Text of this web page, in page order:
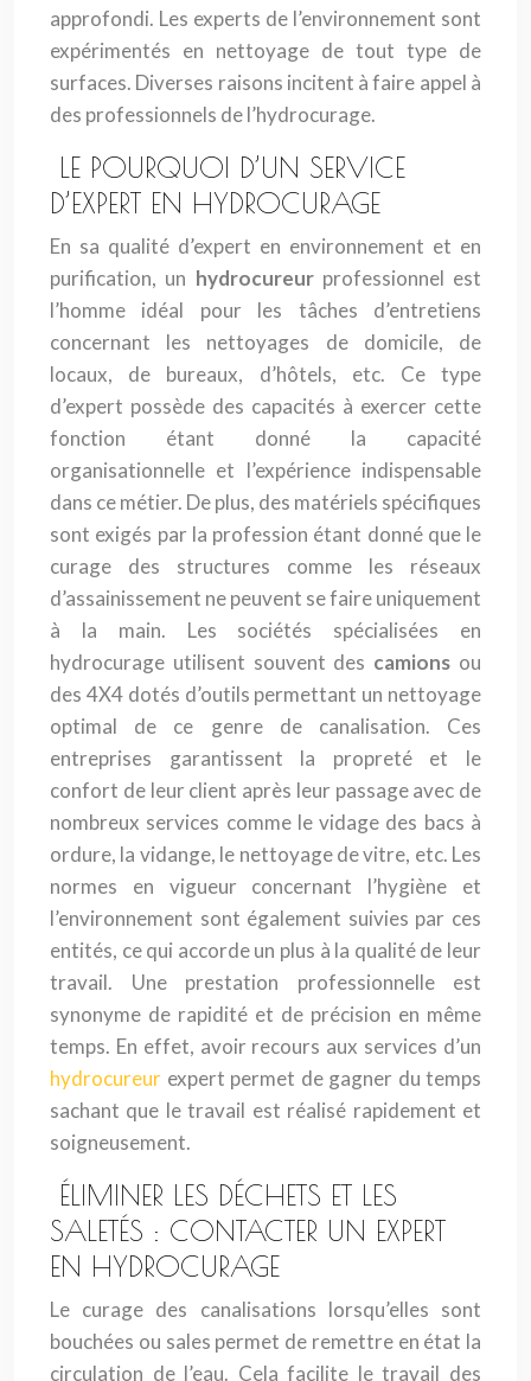
approfondi. Les experts de l’environnement sont
expérimentés en nettoyage de tout type de
surfaces. Diverses raisons incitent à faire appel à
des professionnels de l’hydrocurage.
LE POURQUOI D’UN SERVICE
D’EXPERT EN HYDROCURAGE
En sa qualité d’expert en environnement et en
purification, un hydrocureurprofessionnel est
l’homme idéal pour les tâches d’entretiens
concernant les nettoyages de domicile, de
locaux, de bureaux, d’hôtels, etc. Ce type
d’expert possède des capacités à exercer cette
fonction étant donné la capacité
organisationnelle et l’expérience indispensable
dans ce métier. De plus, des matériels spécifiques
sont exigés par la profession étant donné que le
curage des structures comme les réseaux
d’assainissement ne peuvent se faire uniquement
à la main. Les sociétés spécialisées en
hydrocurage utilisent souvent des camions ou
des 4X4 dotés d’outils permettant un nettoyage
optimal de ce genre de canalisation. Ces
entreprises garantissent la propreté et le
confort de leur client après leur passage avec de
nombreux services comme le vidage des bacs à
ordure, la vidange, le nettoyage de vitre, etc. Les
normes en vigueur concernant l’hygiène et
l’environnement sont également suivies par ces
entités, ce qui accorde un plus à la qualité de leur
travail. Une prestation professionnelle est
synonyme de rapidité et de précision en même
temps. En effet, avoir recours aux services d’un
hydrocureur expert permet de gagner du temps
sachant que le travail est réalisé rapidement et
soigneusement.
ÉLIMINER LES DÉCHETS ET LES
SALETÉS : CONTACTER UN EXPERT
EN HYDROCURAGE
Le curage des canalisations lorsqu’elles sont
bouchées ou sales permet de remettre en état la
circulation de l’eau. Cela facilite le travail des